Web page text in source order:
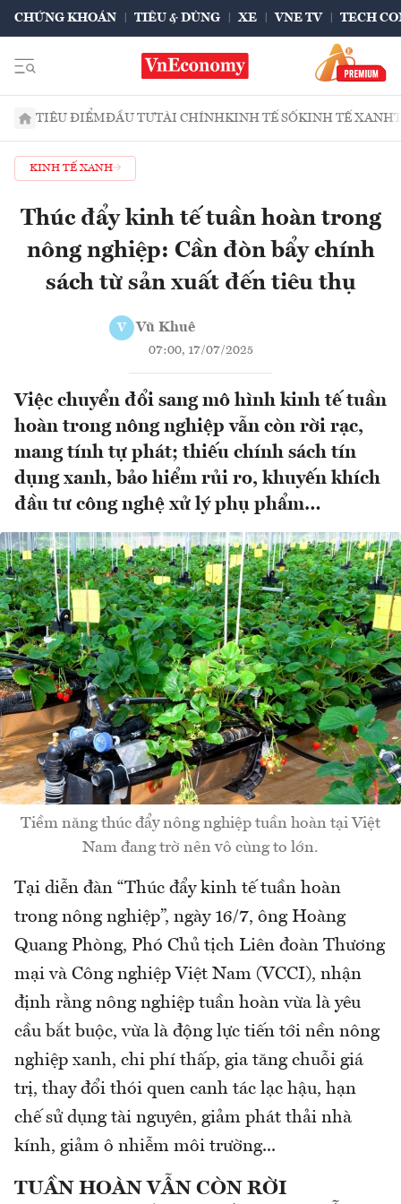
CHỨNG KHOÁN TIÊU & DÙNG XE VNE TV TECH
TIÊU ĐIỂMĐẦU TƯTÀI CHÍNHKINH TẾ SỐKINH TẾ XANH
KINH TẾ XANH
Thúc đẩy kinh tế tuần hoàn trong
nông nghiệp: Cần đòn bẩy chính
sách từ sản xuất đến tiêu thụ
V Vũ Khuê
07:00, 17/07/2025
Việc chuyển đổi sang mô hình kinh tế tuần
hoàn trong nông nghiệp vẫn còn rời rạc,
mang tính tự phát; thiếu chính sách tín
dụng xanh, bảo hiểm rủi ro, khuyến khích
đầu tư công nghệ xử lý phụ phẩm…
Tiềm năng thúc đẩy nông nghiệp tuần hoàn tại Việt
Nam đang trờ nên vô cùng to lớn.
Tại diễn đàn “Thúc đẩy kinh tế tuần hoàn
trong nông nghiệp”, ngày 16/7, ông Hoàng
Quang Phòng, Phó Chủ tịch Liên đoàn Thương
mại và Công nghiệp Việt Nam (VCCI), nhận
định rằng nông nghiệp tuần hoàn vừa là yêu
cầu bắt buộc, vừa là động lực tiến tới nền nông
nghiệp xanh, chi phí thấp, gia tăng chuỗi giá
trị, thay đổi thói quen canh tác lạc hậu, hạn
chế sử dụng tài nguyên, giảm phát thải nhà
kính, giảm ô nhiễm môi trường...
TUẦN HOÀN VẪN CÒN RỜI